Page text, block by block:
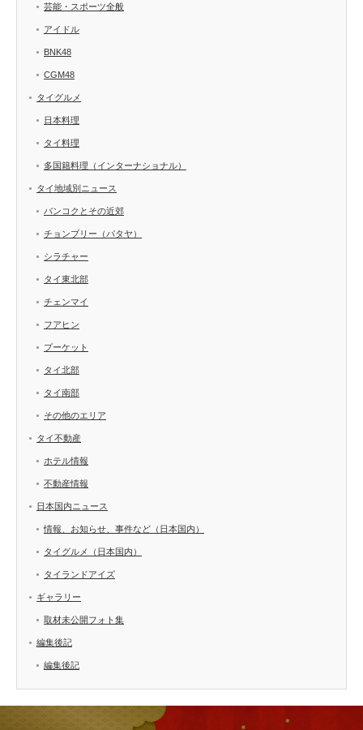
芸能・スポーツ全般
アイドル
BNK48
CGM48
タイグルメ
日本料理
タイ料理
多国籍料理（インターナショナル）
タイ地域別ニュース
バンコクとその近郊
チョンブリー（パタヤ）
シラチャー
タイ東北部
チェンマイ
フアヒン
プーケット
タイ北部
タイ南部
その他のエリア
タイ不動産
ホテル情報
不動産情報
日本国内ニュース
情報、お知らせ、事件など（日本国内）
タイグルメ（日本国内）
タイランドアイズ
ギャラリー
取材未公開フォト集
編集後記
編集後記